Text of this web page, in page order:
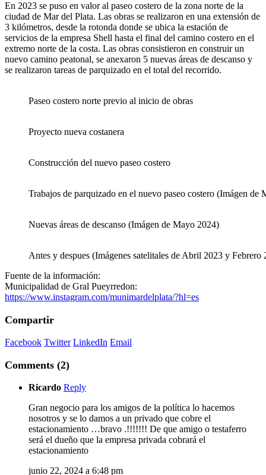
En 2023 se puso en valor al paseo costero de la zona norte de la
ciudad de Mar del Plata. Las obras se realizaron en una extensión de
3 kilómetros, desde la rotonda donde se ubica la estación de
servicios de la empresa Shell hasta el final del camino costero en el
extremo norte de la costa. Las obras consistieron en construir un
nuevo camino peatonal, se anexaron 5 nuevas áreas de descanso y
se realizaron tareas de parquizado en el total del recorrido.
Paseo costero norte previo al inicio de obras
Proyecto nueva costanera
Construcción del nuevo paseo costero
Trabajos de parquizado en el nuevo paseo costero (Imágen de
Nuevas áreas de descanso (Imágen de Mayo 2024)
Antes y despues (Imágenes satelitales de Abril 2023 y Febrero
Fuente de la información:
Municipalidad de Gral Pueyrredon:
https://www.instagram.com/munimardelplata/?hl=es
Compartir
Facebook Twitter LinkedIn Email
Comments (2)
Ricardo Reply
Gran negocio para los amigos de la política lo hacemos
nosotros y se lo damos a un privado que cobre el
estacionamiento …bravo .!!!!!!! De que amigo o testaferro
será el dueño que la empresa privada cobrará el
estacionamiento
junio 22, 2024 a 6:48 pm